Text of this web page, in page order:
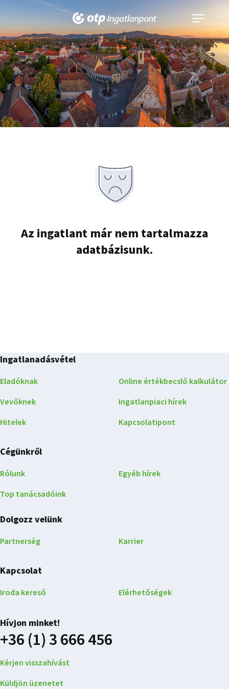
Navigáció
kinyitása
Az ingatlant már nem tartalmazza
adatbázisunk.
Ingatlanadásvétel
Eladóknak
Vevőknek
Hitelek
Online értékbecslő kalkulátor
Ingatlanpiaci hírek
Kapcsolatipont
Cégünkről
Rólunk
Top tanácsadóink
Egyéb hírek
Dolgozz velünk
Partnerség Karrier
Kapcsolat
Iroda kereső Elérhetőségek
Hívjon minket!
+36 (1) 3 666 456
Kérjen visszahívást
Küldjön üzenetet